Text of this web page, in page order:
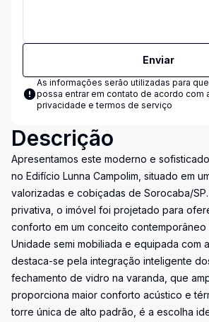
Enviar
As informações serão utilizadas para
possa entrar em contato de acordo com
privacidade e termos de serviço
Descrição
Apresentamos este moderno e
no Edifício Lunna Campolim, situado em
valorizadas e cobiçadas de Sorocaba/
privativa, o imóvel foi projetado para
conforto em um conceito contemporâneo
Unidade semi mobiliada e equipada com
destaca-se pela integração inteligente
fechamento de vidro na varanda, que
proporciona maior conforto acústico e
torre única de alto padrão, é a escolha